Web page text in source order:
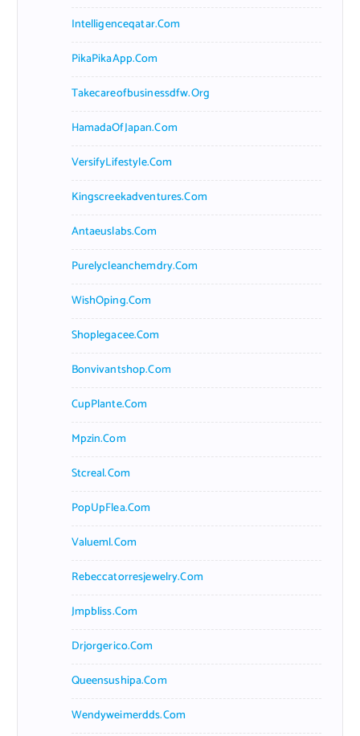
Intelligenceqatar.com
PikaPikaApp.com
Takecareofbusinessdfw.org
HamadaOfJapan.com
VersifyLifestyle.com
Kingscreekadventures.com
Antaeuslabs.com
Purelycleanchemdry.com
WishOping.com
Shoplegacee.com
Bonvivantshop.com
CupPlante.com
Mpzin.com
Stcreal.com
PopUpFlea.com
Valueml.com
Rebeccatorresjewelry.com
Jmpbliss.com
Drjorgerico.com
Queensushipa.com
Wendyweimerdds.com